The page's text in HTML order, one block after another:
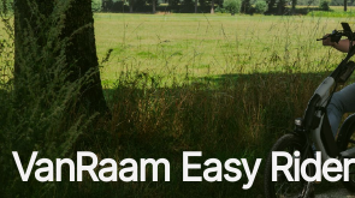
VanRaam Easy Rider